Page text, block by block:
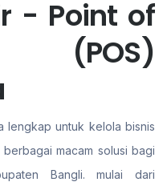
- Point of
lengkap untuk kelola bisnis
macam solusi bagi
Bangli. mulai dari